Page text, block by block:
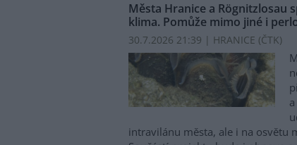
Města Hranice a Rögnitzlosau
klima. Pomůže mimo jiné i
30.7.2026 21:39 | HRANICE (ČTK)
intravilánu města, ale i na osvětu